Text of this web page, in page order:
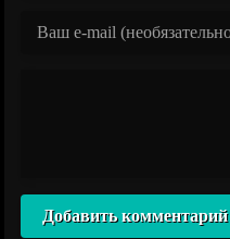
Добавить комментарий